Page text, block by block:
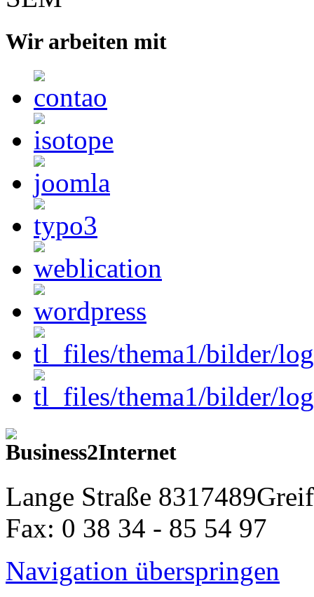
Wir arbeiten mit
Lange Straße 8317489
Fax: 0 38 34 - 85 54 97
Navigation überspringen